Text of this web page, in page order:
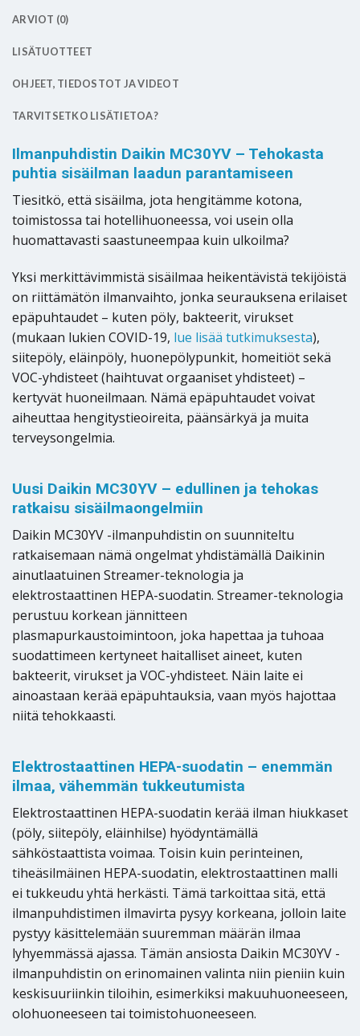
ARVIOT (0)
LISÄTUOTTEET
OHJEET, TIEDOSTOT JA VIDEOT
TARVITSETKO LISÄTIETOA?
Ilmanpuhdistin Daikin MC30YV – Tehokasta
puhtia sisäilman laadun parantamiseen
Tiesitkö, että sisäilma, jota hengitämme kotona,
toimistossa tai hotellihuoneessa, voi usein olla
huomattavasti saastuneempaa kuin ulkoilma?
Yksi merkittävimmistä sisäilmaa heikentävistä tekijöistä
on riittämätön ilmanvaihto, jonka seurauksena erilaiset
epäpuhtaudet – kuten pöly, bakteerit, virukset
(mukaan lukien COVID-19, lue lisää tutkimuksesta),
siitepöly, eläinpöly, huonepölypunkit, homeitiöt sekä
VOC-yhdisteet (haihtuvat orgaaniset yhdisteet) –
kertyvät huoneilmaan. Nämä epäpuhtaudet voivat
aiheuttaa hengitystieoireita, päänsärkyä ja muita
terveysongelmia.
Uusi Daikin MC30YV – edullinen ja tehokas
ratkaisu sisäilmaongelmiin
Daikin MC30YV -ilmanpuhdistin on suunniteltu
ratkaisemaan nämä ongelmat yhdistämällä Daikinin
ainutlaatuinen Streamer-teknologia ja
elektrostaattinen HEPA-suodatin. Streamer-teknologia
perustuu korkean jännitteen
plasmapurkaustoimintoon, joka hapettaa ja tuhoaa
suodattimeen kertyneet haitalliset aineet, kuten
bakteerit, virukset ja VOC-yhdisteet. Näin laite ei
ainoastaan kerää epäpuhtauksia, vaan myös hajottaa
niitä tehokkaasti.
Elektrostaattinen HEPA-suodatin – enemmän
ilmaa, vähemmän tukkeutumista
Elektrostaattinen HEPA-suodatin kerää ilman hiukkaset
(pöly, siitepöly, eläinhilse) hyödyntämällä
sähköstaattista voimaa. Toisin kuin perinteinen,
tiheäsilmäinen HEPA-suodatin, elektrostaattinen malli
ei tukkeudu yhtä herkästi. Tämä tarkoittaa sitä, että
ilmanpuhdistimen ilmavirta pysyy korkeana, jolloin laite
pystyy käsittelemään suuremman määrän ilmaa
lyhyemmässä ajassa. Tämän ansiosta Daikin MC30YV -
ilmanpuhdistin on erinomainen valinta niin pieniin kuin
keskisuuriinkin tiloihin, esimerkiksi makuuhuoneeseen,
olohuoneeseen tai toimistohuoneeseen.